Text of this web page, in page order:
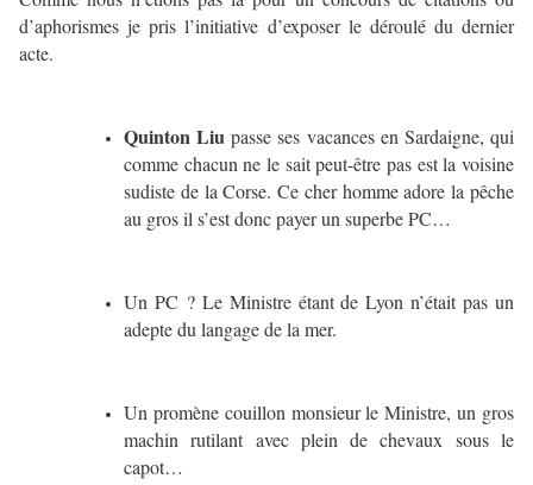
d’aphorismes je pris l’initiative d’exposer le déroulé du dernier
acte.
Quinton Liu passe ses vacances en Sardaigne, qui
comme chacun ne le sait peut-être pas est la voisine
sudiste de la Corse. Ce cher homme adore la pêche
au gros il s’est donc payer un superbe PC…
Un PC ? Le Ministre étant de Lyon n’était pas un
adepte du langage de la mer.
Un promène couillon monsieur le Ministre, un gros
machin rutilant avec plein de chevaux sous le
capot…